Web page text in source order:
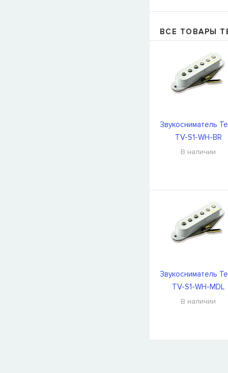
ВСЕ ТОВАРЫ
Звукосниматель
TV-S1-WH-BR
В наличии
Звукосниматель
TV-S1-WH-MDL
В наличии